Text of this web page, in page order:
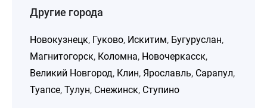
Другие города
Новокузнецк, Гуково, Искитим, Бугуруслан,
Магнитогорск, Коломна, Новочеркасск,
Великий Новгород, Клин, Ярославль, Сарапул,
Туапсе, Тулун, Снежинск, Ступино